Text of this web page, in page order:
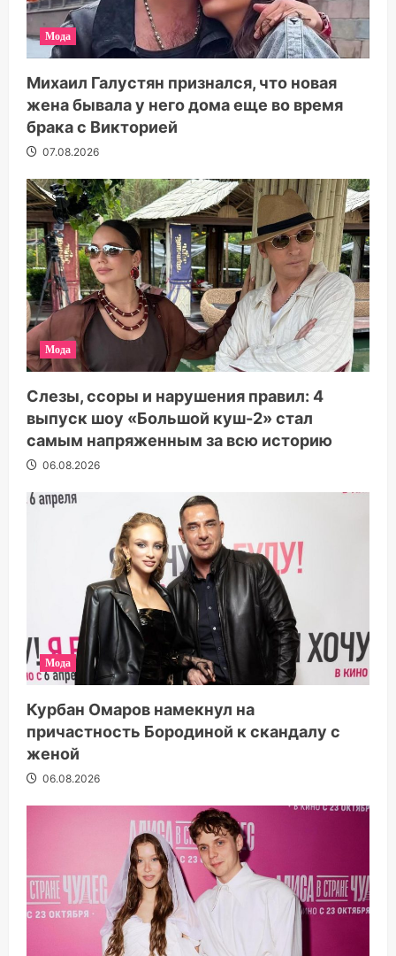
Мода
Михаил Галустян признался, что новая
жена бывала у него дома еще во время
брака с Викторией
07.08.2026
Мода
Слезы, ссоры и нарушения правил: 4
выпуск шоу «Большой куш-2» стал
самым напряженным за всю историю
06.08.2026
Мода
Курбан Омаров намекнул на
причастность Бородиной к скандалу с
женой
06.08.2026